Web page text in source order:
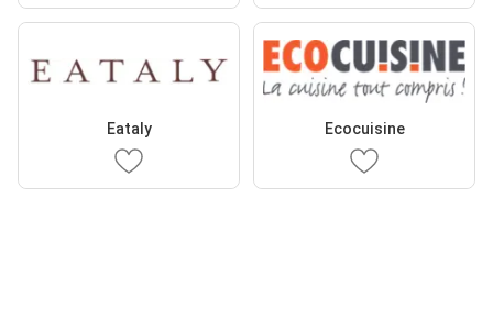
Eataly Ecocuisine